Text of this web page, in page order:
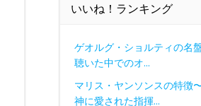
いいね！ランキング
ゲオルグ・ショルティの
聴いた中でのオ...
マリス・ヤンソンスの特徴
神に愛された指揮...